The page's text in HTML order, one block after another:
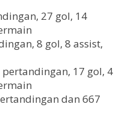
27 gol, 14
8 gol, 8 assist,
pertandingan, 17 gol, 4
dan 667